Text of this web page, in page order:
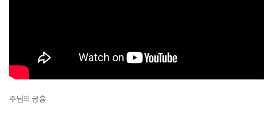
주님의 긍휼